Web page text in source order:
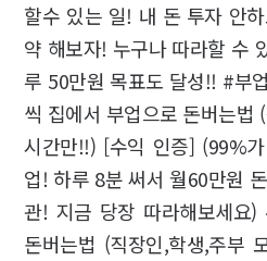
할수 있는 일! 내 돈 투자 안
약 해보자! 누구나 따라할 수
루 50만원 목표도 달성!! #부
씩 집에서 부업으로 돈버는법
시간만!!) [수익 인증] (99%
업! 하루 8분 써서 월60만원
관! 지금 당장 따라해보세요)
돈버는법 (직장인,학생,주부